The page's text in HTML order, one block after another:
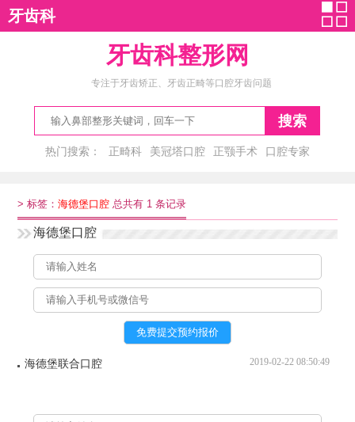
牙齿科整形网
专注于牙齿矫正、牙齿正畸等口腔牙齿问题
搜索
热门搜索： 正畸科 美冠塔口腔 正颚手术
口腔专家
牙齿科
>标签：海德堡口腔 总共有 1 条记录
海德堡口腔
2019-02-22 08:50:49
海德堡联合口腔